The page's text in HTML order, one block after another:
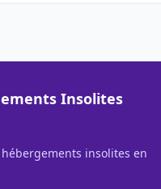
Insolites
insolites en